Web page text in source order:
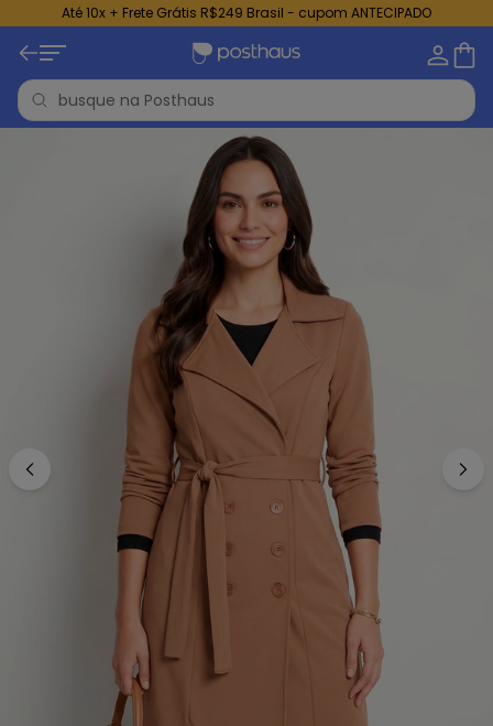
Até 10x + Frete Grátis R$249 Brasil - cupom ANTECIPADO